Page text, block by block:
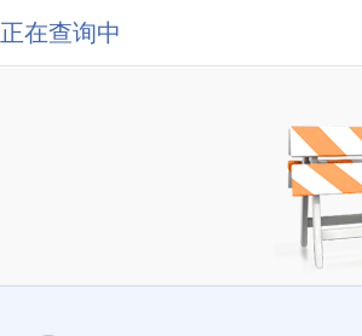
正在查询中